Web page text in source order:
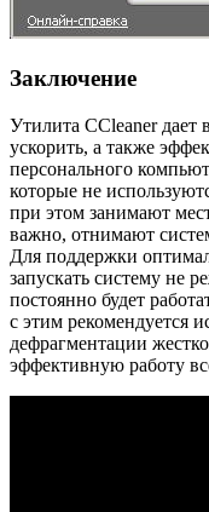
Заключение
Утилита CСleaner дает
ускорить, а также
персонального
которые не
при этом занимают
важно, отнимают
Для поддержки
запускать систему не
постоянно будет
с этим рекомендуется
дефрагментации
эффективную работу